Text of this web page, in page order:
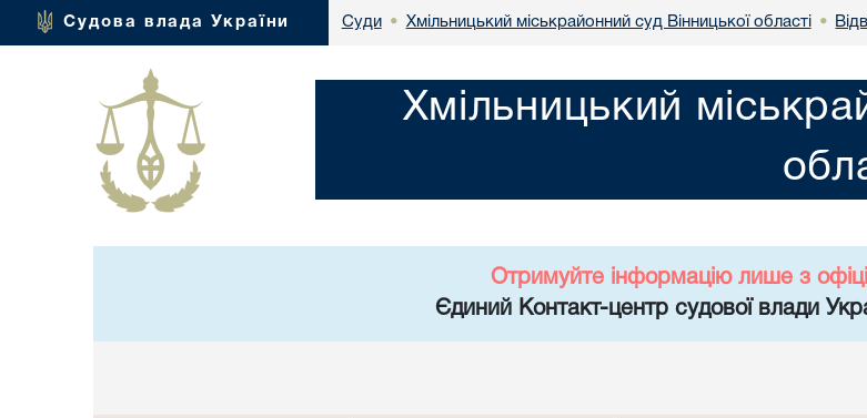
Судова влада України Суди • Хмільницький міськрайонний суд Вінницької області •
Хмільницький
Отримуйте інформацію лише з
Єдиний Контакт-центр судової влади